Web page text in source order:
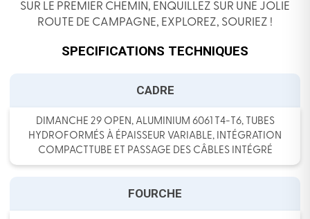
SUR LE PREMIER CHEMIN, ENQUILLEZ SUR UNE JOLIE
ROUTE DE CAMPAGNE, EXPLOREZ, SOURIEZ !
SPECIFICATIONS TECHNIQUES
CADRE
DIMANCHE 29 OPEN, ALUMINIUM 6061 T4-T6, TUBES
HYDROFORMÉS À ÉPAISSEUR VARIABLE, INTÉGRATION
COMPACTTUBE ET PASSAGE DES CÂBLES INTÉGRÉ
FOURCHE